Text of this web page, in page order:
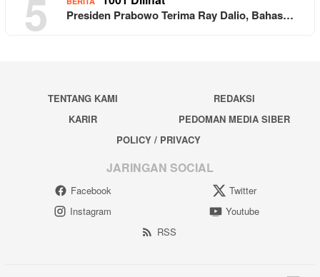
5 Presiden Prabowo Terima Ray Dalio, Bahas…
TENTANG KAMI
REDAKSI
KARIR
PEDOMAN MEDIA SIBER
POLICY / PRIVACY
JARINGAN SOCIAL
Facebook
Twitter
Instagram
Youtube
RSS